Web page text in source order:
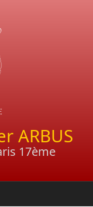
ARBUS
17ème